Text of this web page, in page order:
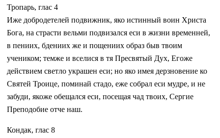
Тропарь, глас 4
Иже добродетелей подвижник, яко истинный воин Христа
Бога, на страсти вельми подвизался еси в жизни временней,
в пениих, бдениих же и пощениих образ быв твоим
учеником; темже и вселися в тя Пресвятый Дух, Егоже
действием светло украшен еси; но яко имея дерзновение ко
Святей Троице, поминай стадо, еже собрал еси мудре, и не
забуди, якоже обещался еси, посещая чад твоих, Сергие
Преподобие отче наш.
Кондак, глас 8